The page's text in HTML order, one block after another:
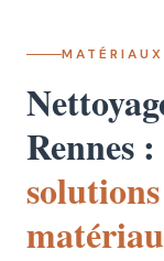
Rennes :
matériau